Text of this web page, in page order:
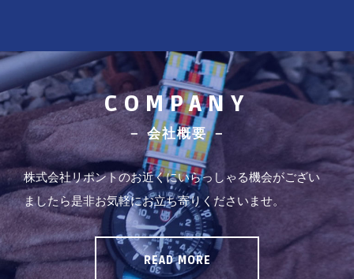
COMPANY
－ 会社概要 －
株式会社リポントのお近くにいらっしゃる機会がござい
ましたら是非お気軽にお立ち寄りくださいませ。
READ MORE